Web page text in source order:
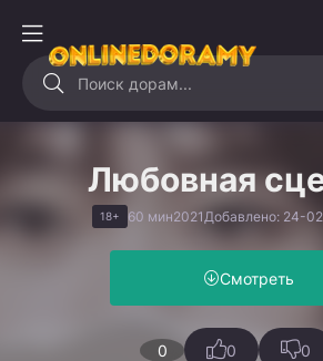
Любовная
18+ 60 мин2021 Добавлено: 24-
Смотреть
0 0 0